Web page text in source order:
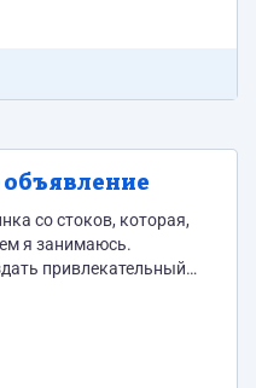
объявление
со стоков, которая,
я занимаюсь.
привлекательный